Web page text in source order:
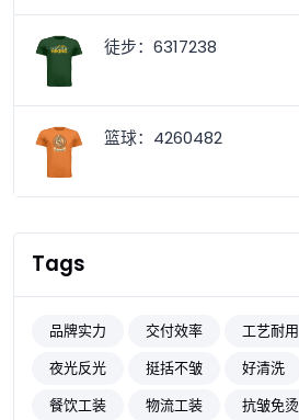
徒步：6317238
篮球：4260482
Tags
品牌实力 交付效率 工艺耐用
夜光反光
挺括不皱 好清洗
餐饮工装
物流工装 抗皱免烫